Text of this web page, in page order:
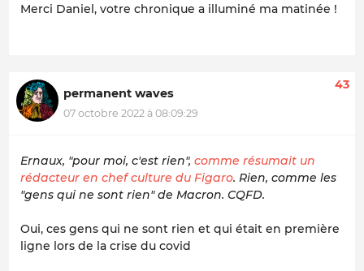
Merci Daniel, votre chronique a illuminé ma matinée !
permanent waves
07 octobre 2022 à 08:09:29
43
Ernaux, "pour moi, c'est rien", comme résumait un
rédacteur en chef culture du Figaro. Rien, comme les
"gens qui ne sont rien" de Macron. CQFD.
Oui, ces gens qui ne sont rien et qui était en première
ligne lors de la crise du covid